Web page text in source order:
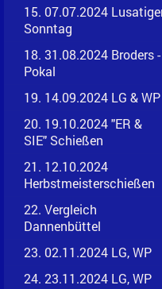
15. 07.07.2024
Sonntag
18. 31.08.2024 Broders -
Pokal
19. 14.09.2024 LG & WP
20. 19.10.2024 "ER &
SIE" Schießen
21. 12.10.2024
Herbstmeisterschießen
22. Vergleich
Dannenbüttel
23. 02.11.2024 LG, WP
24. 23.11.2024 LG, WP